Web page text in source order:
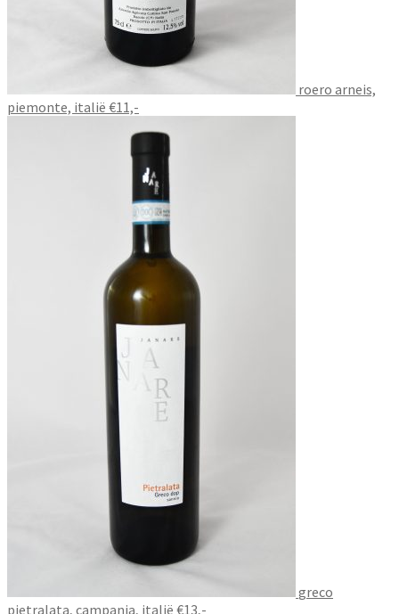
roero arneis,
piemonte, italië €11,-
greco
pietralata, campania, italië €13,-